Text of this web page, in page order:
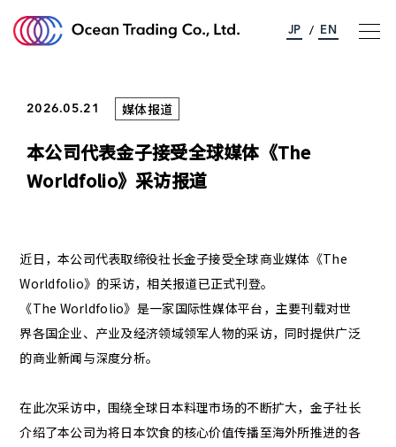
关于海洋贸易股份
事业介绍
公司简介
联络我们
JP / EN
2026.05.21 媒体报道
本公司代表金子接受全球媒体《The
Worldfolio》采访报道
近日，本公司代表取缔役社长金子接受全球商业媒体《The
Worldfolio》的采访，相关报道已正式刊登。
《The Worldfolio》是一家国际性媒体平台，主要刊载对世
界各国企业、产业及经济领域领军人物的采访，同时提供广泛
的商业新闻与深度分析。
在此次采访中，围绕全球日本料理市场的不断扩大，金子社长
介绍了本公司为将日本饮食的核心价值传播至海外所推进的各